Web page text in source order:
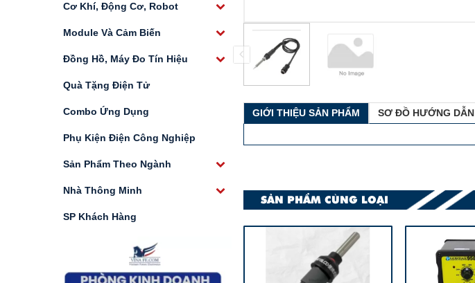
Cơ Khí, Động Cơ, Robot
Module Và Cảm Biến
Đồng Hồ, Máy Đo Tín Hiệu
Quà Tặng Điện Tử
Combo Ứng Dụng
Phụ Kiện Điện Công Nghiệp
Sản Phẩm Theo Ngành
Nhà Thông Minh
SP Khách Hàng
GIỚI THIỆU SẢN PHẨM SƠ ĐỒ HƯỚNG DẪN
SẢN PHẨM CÙNG LOẠI